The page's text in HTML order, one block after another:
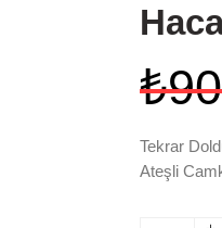
₺
Tekrar
Ateşli